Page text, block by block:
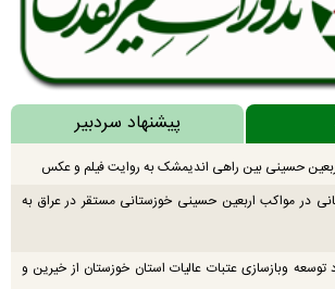
پیشنهاد سردبیر
حسینی بین راهی اندیمشک به روایت فیلم و عکس
در مواکب اربعین حسینی خوزستانی مستقر در عراق به
توسعه وبازسازی عتبات عالیات استان خوزستان از خیرین و